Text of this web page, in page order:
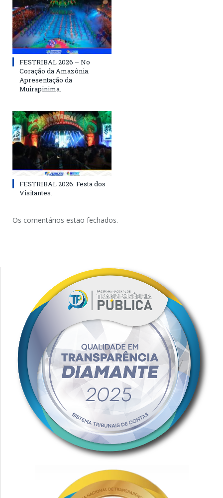
FESTRIBAL 2026 – No
Coração da Amazônia.
Apresentação da
Muirapinima.
FESTRIBAL 2026: Festa dos
Visitantes.
Os comentários estão fechados.